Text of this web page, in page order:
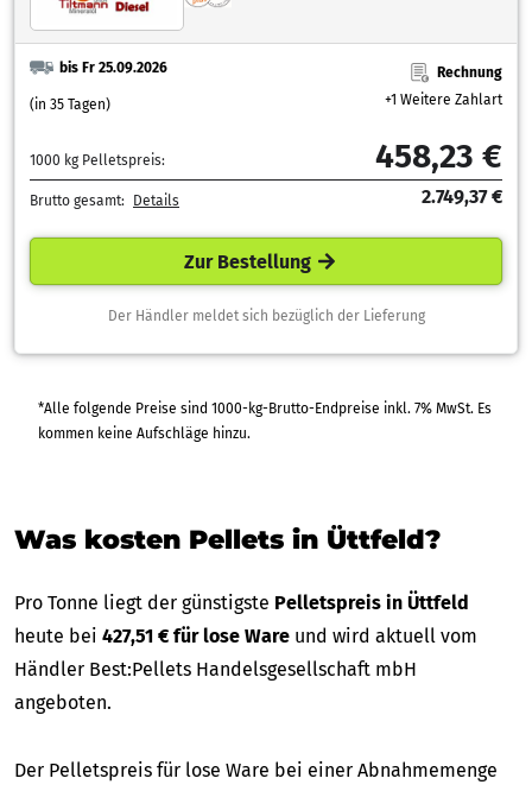
bis Fr 25.09.2026
(in 35 Tagen)
Rechnung
+1 Weitere Zahlart
1000 kg Pelletspreis: 458,23 €
Brutto gesamt: Details 2.749,37 €
Zur Bestellung
Der Händler meldet sich bezüglich der Lieferung
*Alle folgende Preise sind 1000-kg-Brutto-Endpreise inkl. 7% MwSt. Es
kommen keine Aufschläge hinzu.
Was kosten Pellets in Üttfeld?
Pro Tonne liegt der günstigste Pelletspreis in Üttfeld
heute bei 427,51 € für lose Ware und wird aktuell vom
Händler Best:Pellets Handelsgesellschaft mbH
angeboten.
Der Pelletspreis für lose Ware bei einer Abnahmemenge